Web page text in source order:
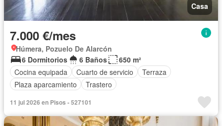
Casa
7.000 €/mes
Húmera, Pozuelo De Alarcón
6 Dormitorios
6 Baños
650 m²
Cocina equipada
Cuarto de servicio
Terraza
Plaza aparcamiento
Trastero
11 jul 2026 en Pisos - 527101